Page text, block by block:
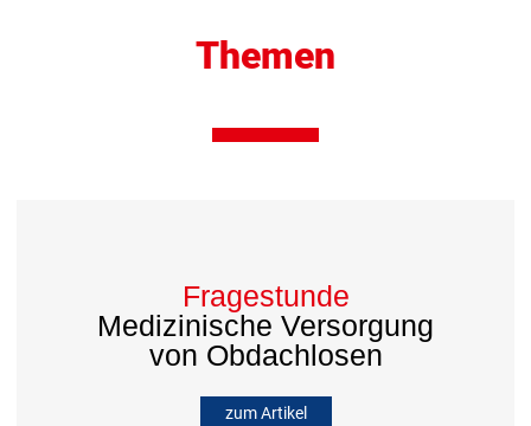
Themen
Fragestunde
Medizinische Versorgung
von Obdachlosen
zum Artikel